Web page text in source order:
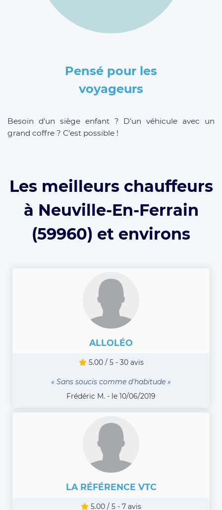
Pensé pour les
voyageurs
Besoin d’un siège enfant ? D’un véhicule avec un
grand coffre ? C’est possible !
Les meilleurs chauffeurs
à Neuville-En-Ferrain
(59960) et environs
ALLOLÉO
5.00 / 5 - 30 avis
« Sans soucis comme d'habitude »
Frédéric M. - le 10/06/2019
LA RÉFÉRENCE VTC
5.00 / 5 - 7 avis